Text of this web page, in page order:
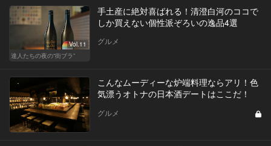
Vol.11
達人たちの夜の“街ブラ”
手土産に絶対喜ばれる！清澄白河のココで
しか買えない個性派ぞろいの逸品4選
グルメ
こんなムーディーな炉端料理ならアリ！色
気漂うオトナの日本酒デートはここだ！
グルメ